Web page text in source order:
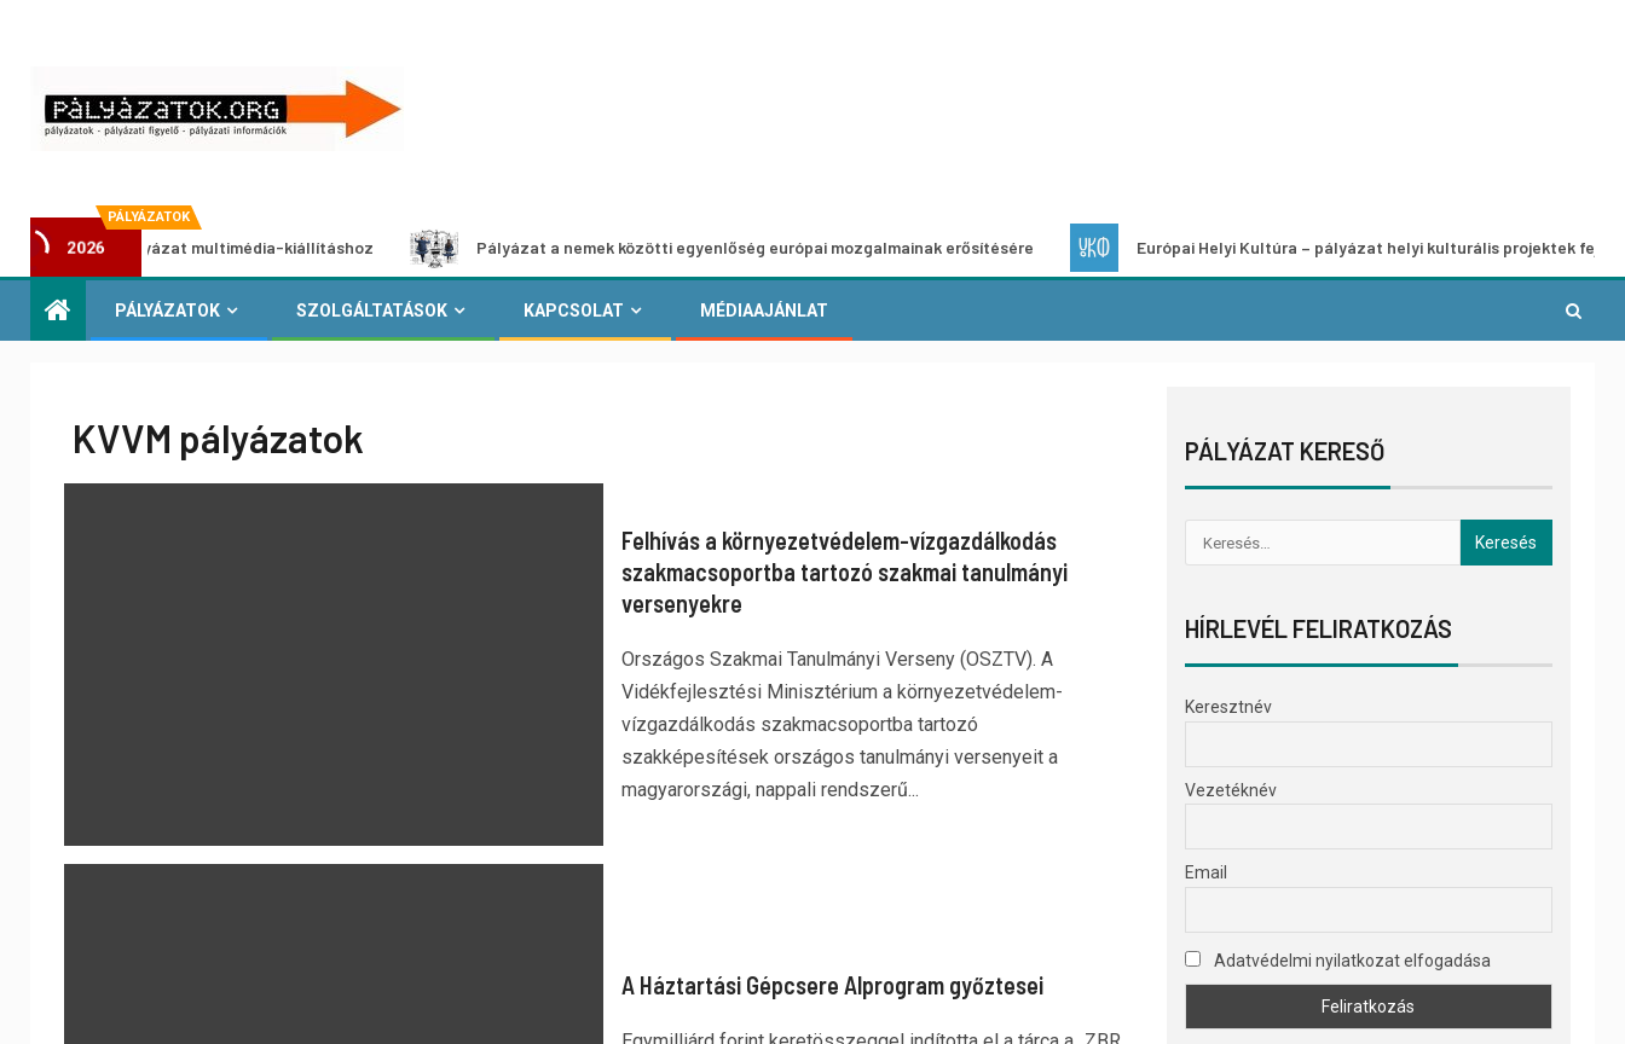
PÁLYÁZATOK
2026
pályázat multimédia-kiállításhoz Pályázat a nemek közötti egyenlőség európai mozgalmainak erősítésére Európai Helyi Kultúra – pályázat helyi kulturális projektek fejlesztésére
PÁLYÁZATOK SZOLGÁLTATÁSOK KAPCSOLAT MÉDIAAJÁNLAT
KVVM pályázatok
Felhívás a környezetvédelem-vízgazdálkodás
szakmacsoportba tartozó szakmai tanulmányi
versenyekre
Országos Szakmai Tanulmányi Verseny (OSZTV). A
Vidékfejlesztési Minisztérium a környezetvédelem-
vízgazdálkodás szakmacsoportba tartozó
szakképesítések országos tanulmányi versenyeit a
magyarországi, nappali rendszerű...
A Háztartási Gépcsere Alprogram győztesei
PÁLYÁZAT KERESŐ
HÍRLEVÉL FELIRATKOZÁS
Keresztnév
Vezetéknév
Email
Adatvédelmi nyilatkozat elfogadása